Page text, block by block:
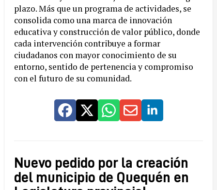
plazo. Más que un programa de actividades, se
consolida como una marca de innovación
educativa y construcción de valor público, donde
cada intervención contribuye a formar
ciudadanos con mayor conocimiento de su
entorno, sentido de pertenencia y compromiso
con el futuro de su comunidad.
Nuevo pedido por la creación
del municipio de Quequén en